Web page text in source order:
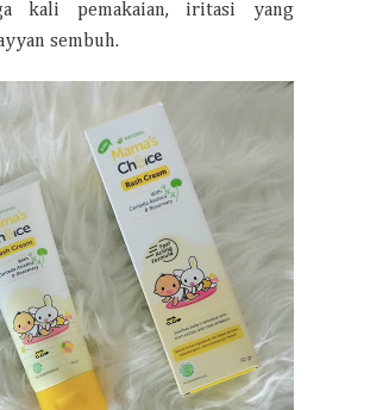
kali pemakaian, iritasi yang
sembuh.